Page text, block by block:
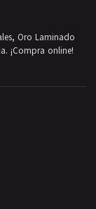
Oro Laminado
¡Compra online!